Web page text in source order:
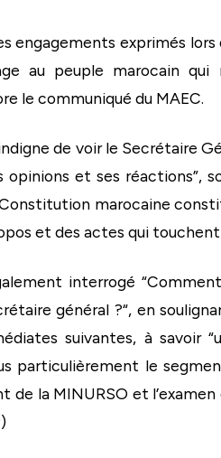
engagements exprimés
au peuple marocain
le communiqué du MAEC.
de voir le
et ses réactions”,
marocaine
et des actes qui
interrogé
général ?“, en
suivantes, à savoir
particulièrement le
de la MINURSO et